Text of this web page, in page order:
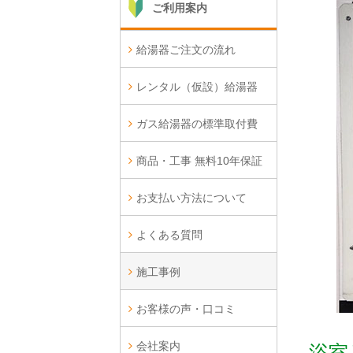
ご利用案内
給湯器ご注文の流れ
レンタル（仮設）給湯器
ガス給湯器の標準取付費
商品・工事 無料10年保証
お支払い方法について
よくある質問
施工事例
お客様の声・口コミ
会社案内